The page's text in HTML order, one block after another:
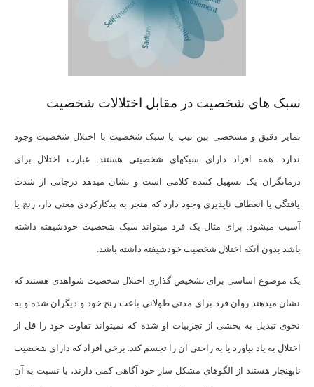
سبک های شخصیت در مقابل اختلالات شخصیت
تمایز دقیق و مشخصی بین تیپ یا سبک شخصیت با اختلال شخصیت وجود
ندارد. همه افراد دارای سبک­های شخصیتی هستند. عبارت اختلال برای
درمانگران یک تسهیل کننده کلامی است و نشان می­دهد درجاتی از شدت
یافتگی یا انعطاف ناپذیری وجود دارد که منجر به بدکارکردی معنی دار، رنج یا
آسیب می­شود. برای مثال یک فرد می­تواند سبک شخصیت خودشیفته داشته
باشد بدون آنکه اختلال شخصیت خودشیفته داشته باشد.
یک موضوع اساسی برای تشخیص گذاری اختلال شخصیت شواهدی هستند که
نشان می­دهند روان فرد برای مدتی طولانی باعث رنج خود و دیگران شده و به
نحوی تبدیل به بخشی از تجربیات او شده که نمی­تواند تفاوت خود را قل از
اختلال به یاد بیاورد یا به راحتی آن را تجسم کند. برخی افراد که دارای شخصیت
نابهنجار هستند از الگوهای مشکل ساز خود آگاهی کمی دارند، یا نسبت به آن